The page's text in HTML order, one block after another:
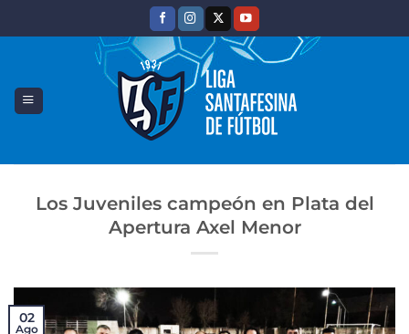
Los Juveniles campeón en Plata del
Apertura Axel Menor
02
Ago